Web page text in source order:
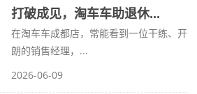
打破成见，淘车车助退休...
在淘车车成都店，常能看到一位干练、开
朗的销售经理，...
2026-06-09